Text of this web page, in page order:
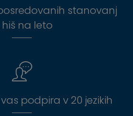
stanovanj
hiš na leto
podpira v 20 jezikih